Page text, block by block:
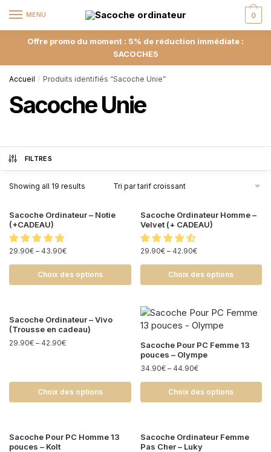
MENU 0
Offre promo du moment : 5% de réduction immédiate :
SACOCHE5
Accueil / Produits identifiés “Sacoche Unie”
Sacoche Unie
FILTRES
Showing all 19 results
Sacoche Ordinateur – Notie
(+CADEAU)
29.90€ – 43.90€
Choix des options
Sacoche Ordinateur Homme –
Velvet (+ CADEAU)
29.90€– 42.90€
Choix des options
Sacoche Ordinateur – Vivo
(Trousse en cadeau)
29.90€ – 42.90€
Choix des options
Sacoche Pour PC Femme 13
pouces – Olympe
34.90€– 44.90€
Choix des options
Sacoche Pour PC Homme 13
pouces – Kolt
Sacoche Ordinateur Femme
Pas Cher – Luky